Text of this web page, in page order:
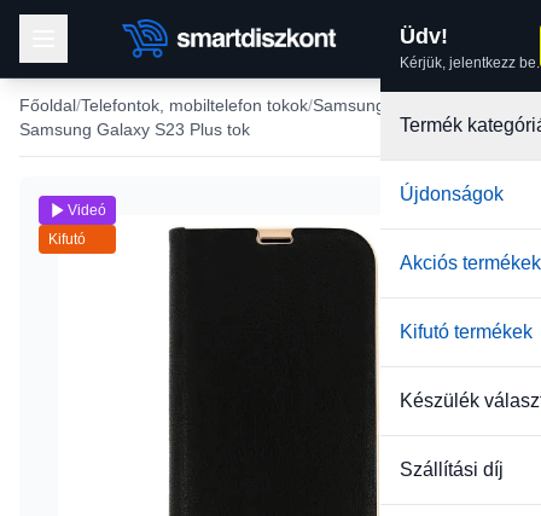
Üdv!
Kérjük, jelentkezz be.
Termék
Újdonságok
Akciós termékek
Kifutó termékek
Készülék
Szállítási díj
Főoldal Telefontok, mobiltelefon tokok Samsung tokok
Samsung Galaxy S23 Plus tok
Videó
Kifutó